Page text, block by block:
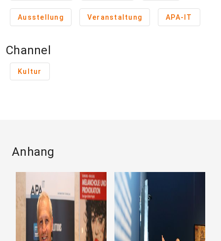
Ausstellung Veranstaltung APA-IT
Channel
Kultur
Anhang